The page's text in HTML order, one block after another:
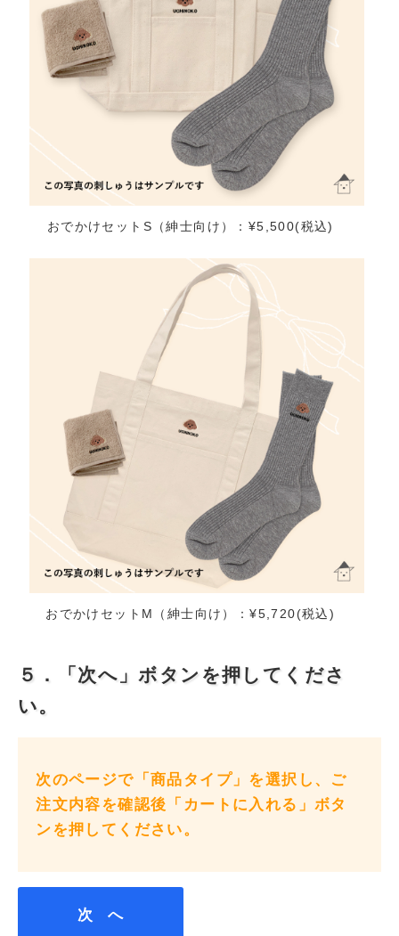
おでかけセットS（紳士向け）：¥5,500(税込)
おでかけセットM（紳士向け）：¥5,720(税込)
５．「次へ」ボタンを押してくださ
い。
次のページで「商品タイプ」を選択し、ご
注文内容を確認後「カートに入れる」ボタ
ンを押してください。